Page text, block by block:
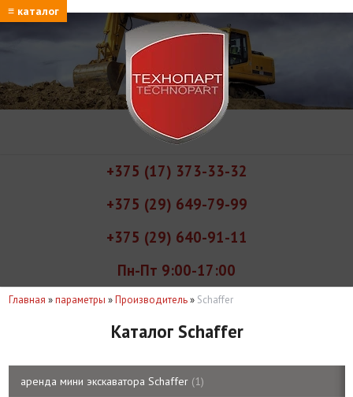
≡ каталог
+375 (17) 373-33-32
+375 (29) 649-79-99
+375 (29) 640-91-11
Пн-Пт 9:00-17:00
Главная »параметры »Производитель» Schaffer
Каталог Schaffer
аренда мини экскаватора Schaffer 1